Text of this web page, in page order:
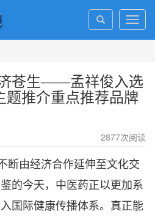
苍生——孟祥俊入选
题推介重点推荐品牌
2877次阅读
由经济合作延伸至文化交
的今天，中医药正以更加系
国际健康传播体系。真正能